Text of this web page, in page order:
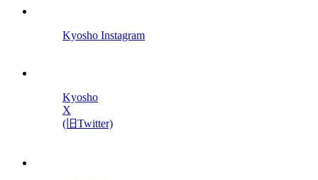
Kyosho Instagram
Kyosho
X
(旧Twitter)